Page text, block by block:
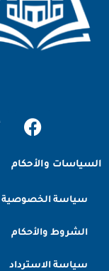
السياسات والأحكام
سياسة الخصوصية
الشروط والأحكام
سياسة الاسترداد